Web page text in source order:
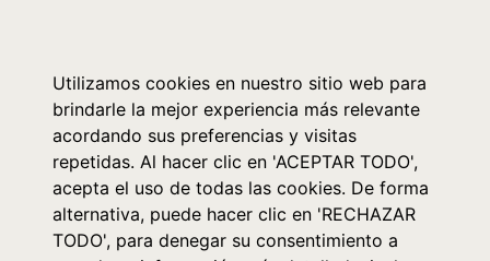
Utilizamos cookies en nuestro sitio web para
brindarle la mejor experiencia más relevante
acordando sus preferencias y visitas
repetidas. Al hacer clic en 'ACEPTAR TODO',
acepta el uso de todas las cookies. De forma
alternativa, puede hacer clic en 'RECHAZAR
TODO', para denegar su consentimiento a